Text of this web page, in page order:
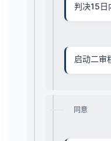
判决15日
启动二审
同意